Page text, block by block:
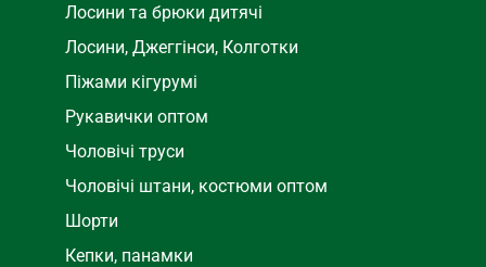
Лосини та брюки дитячі
Лосини, Джеггінси, Колготки
Піжами кігурумі
Рукавички оптом
Чоловічі труси
Чоловічі штани, костюми оптом
Шорти
Кепки, панамки